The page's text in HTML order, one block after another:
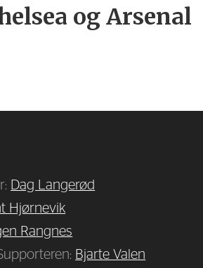
og Arsenal
Dag Langerød
Hjørnevik
Rangnes
Bjarte Valen